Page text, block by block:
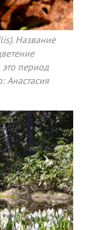
Название
период
Анастасия